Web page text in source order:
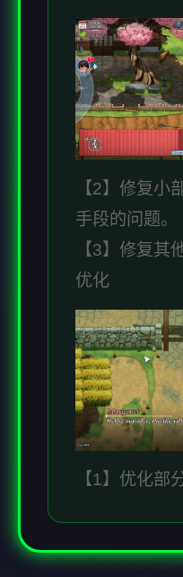
【2】修复小
手段的问题。
【3】修复其
优化
【1】优化部